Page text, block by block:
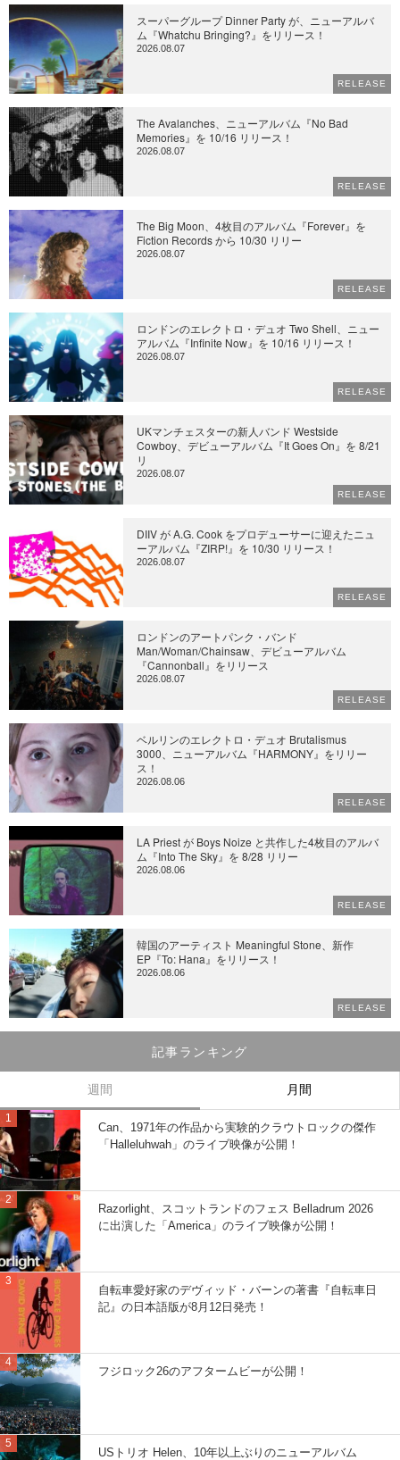
スーパーグループ Dinner Party が、ニューアルバ
ム『Whatchu Bringing?』をリリース！
2026.08.07
RELEASE
The Avalanches、ニューアルバム『No Bad
Memories』を 10/16 リリース！
2026.08.07
RELEASE
The Big Moon、4枚目のアルバム『Forever』を
Fiction Records から 10/30 リリー
2026.08.07
RELEASE
ロンドンのエレクトロ・デュオ Two Shell、ニュー
アルバム『Infinite Now』を 10/16 リリース！
2026.08.07
RELEASE
UKマンチェスターの新人バンド Westside
Cowboy、デビューアルバム『It Goes On』を 8/21
リ
2026.08.07
RELEASE
DIIV が A.G. Cook をプロデューサーに迎えたニュ
ーアルバム『ZIRP!』を 10/30 リリース！
2026.08.07
RELEASE
ロンドンのアートパンク・バンド
Man/Woman/Chainsaw、デビューアルバム
『Cannonball』をリリース
2026.08.07
RELEASE
ベルリンのエレクトロ・デュオ Brutalismus
3000、ニューアルバム『HARMONY』をリリー
ス！
2026.08.06
RELEASE
LA Priest が Boys Noize と共作した4枚目のアルバ
ム『Into The Sky』を 8/28 リリー
2026.08.06
RELEASE
韓国のアーティスト Meaningful Stone、新作
EP『To: Hana』をリリース！
2026.08.06
RELEASE
記事ランキング
週間 月間
Can、1971年の作品から実験的クラウトロックの傑作
「Halleluhwah」のライブ映像が公開！
Razorlight、スコットランドのフェス Belladrum 2026
に出演した「America」のライブ映像が公開！
自転車愛好家のデヴィッド・バーンの著書『自転車日
記』の日本語版が8月12日発売！
フジロック26のアフタームビーが公開！
USトリオ Helen、10年以上ぶりのニューアルバム